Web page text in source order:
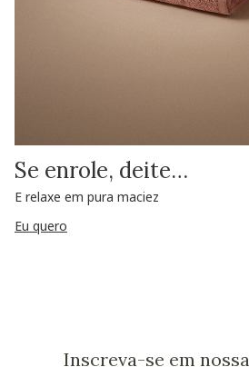
Se enrole, deite…
E relaxe em pura maciez
Eu quero
Inscreva-se em nossa